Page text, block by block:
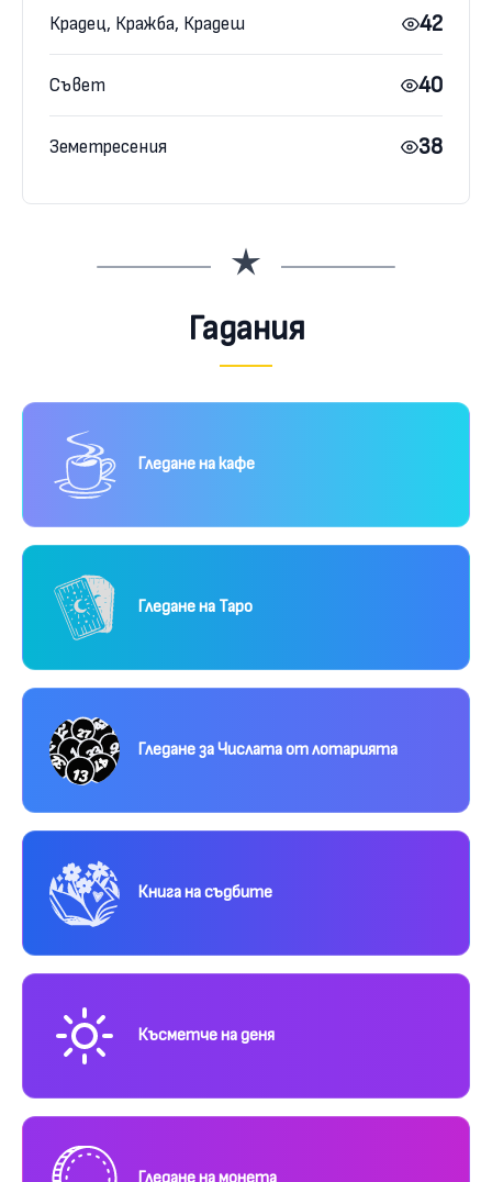
Крадец, Кражба, Крадеш 42
Съвет 40
Земетресения 38
Гадания
Гледане на кафе
Гледане на Таро
Гледане за Числата от лотарията
Книга на съдбите
Късметче на деня